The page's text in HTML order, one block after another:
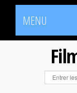
MENU